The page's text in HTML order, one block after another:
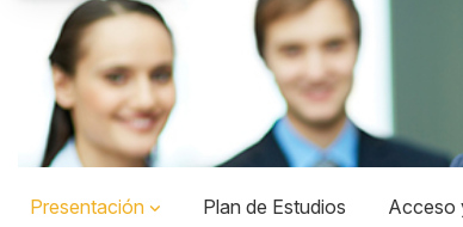
Banner
Presentación Plan de Estudios Acceso